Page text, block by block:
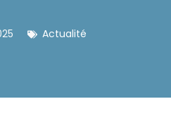
Actualité